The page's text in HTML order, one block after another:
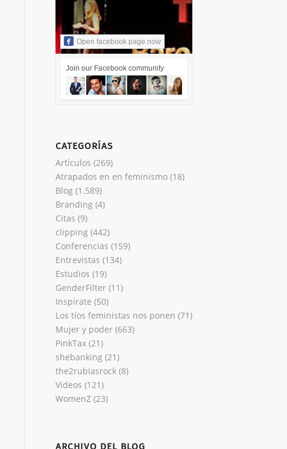
Open facebook page now
Join our Facebook community
CATEGORÍAS
Artículos (269)
Atrapados en en feminismo(18)
Blog(1.589)
Branding(4)
Citas (9)
clipping(442)
Conferencias (159)
Entrevistas (134)
Estudios (19)
GenderFilter(11)
Inspírate (50)
Los tíos feministas nos ponen (71)
Mujer y poder(663)
PinkTax(21)
shebanking(21)
the2rubiasrock(8)
Videos (121)
WomenZ(23)
ARCHIVO DEL BLOG